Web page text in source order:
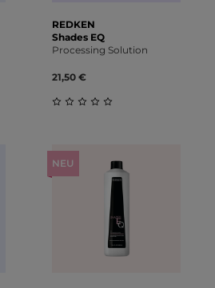
REDKEN
Shades EQ
Processing Solution
21,50 €
NEU